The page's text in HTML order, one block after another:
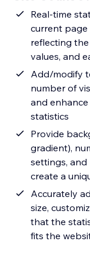
Real-time
current page
reflecting
values, and
Add/modify
number of
and
statistics
Provide
gradient),
settings,
create a
Accurately
size,
that the
fits the